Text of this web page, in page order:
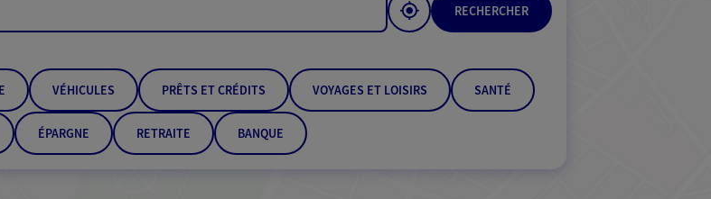
RECHERCHER
VÉHICULES PRÊTS ET CRÉDITS VOYAGES ET LOISIRS SANTÉ
ÉPARGNE RETRAITE BANQUE